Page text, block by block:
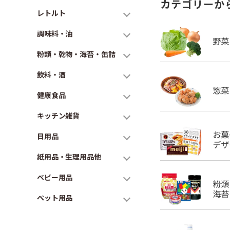
レトルト
調味料・油
粉類・乾物・海苔・缶詰
飲料・酒
健康食品
キッチン雑貨
日用品
紙用品・生理用品他
ベビー用品
ペット用品
カテゴリーか